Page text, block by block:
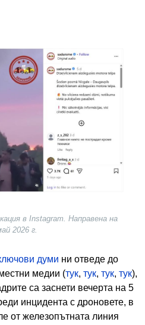
в Instagram. Направена на
2026 г.
думи ни отведе до
медии (тук, тук, тук, тук),
са заснети вечерта на 5
инцидента с дроновете, в
от железопътната линия